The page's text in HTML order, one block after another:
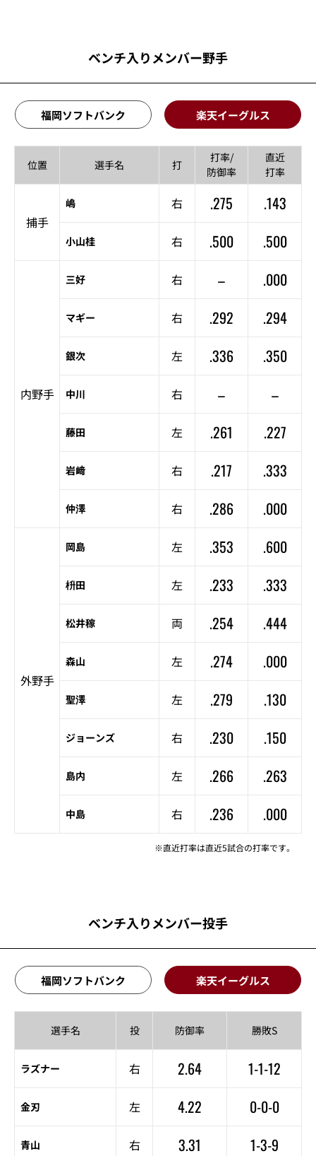
ベンチ入りメンバー野手
福岡ソフトバンク 楽天イーグルス
位置 選手名 打
打率/
防御率
直近
打率
捕手
嶋 右 .275 .143
小山桂 右 .500 .500
内野手
三好 右 – .000
マギー 右 .292 .294
銀次 左 .336 .350
中川 右 – –
藤田 左 .261 .227
岩﨑 右 .217 .333
仲澤 右 .286 .000
外野手
岡島 左 .353 .600
枡田 左 .233 .333
松井稼 両 .254 .444
森山 左 .274 .000
聖澤 左 .279 .130
ジョーンズ 右 .230 .150
島内 左 .266 .263
中島 右 .236 .000
※直近打率は直近5試合の打率です。
ベンチ入りメンバー投手
福岡ソフトバンク 楽天イーグルス
選手名 投 防御率 勝敗S
ラズナー 右 2.64 1-1-12
金刃 左 4.22 0-0-0
青山 右 3.31 1-3-9